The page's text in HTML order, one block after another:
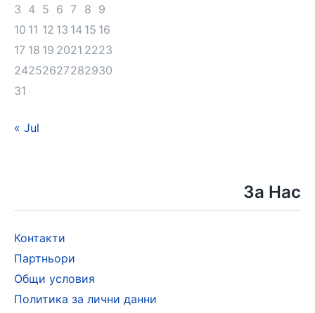
3 4 5 6 7 8 9
10 11 12 13 14 15 16
17 18 19 2021 2223
24252627282930
31
« Jul
За Нас
Контакти
Партньори
Общи условия
Политика за лични данни